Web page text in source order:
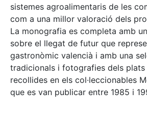
sistemes agroalimentaris de les
com a una millor valoració dels
La monografia es completa amb
sobre el llegat de futur que
gastronòmic valencià i amb una
tradicionals i fotografies dels
recollides en els col·leccionables
que es van publicar entre 1985 i